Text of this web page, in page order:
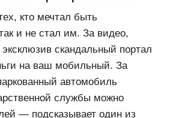
кто мечтал быть
и не стал им. За видео,
скандальный портал
на ваш мобильный. За
автомобиль
службы можно
— подсказывает один из